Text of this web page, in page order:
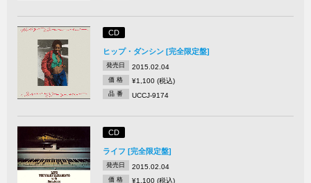
CD
ヒップ・ダンシン [完全限定盤]
発売日 2015.02.04
価 格 ¥1,100 (税込)
品 番 UCCJ-9174
CD
ライフ [完全限定盤]
発売日 2015.02.04
価 格 ¥1,100 (税込)